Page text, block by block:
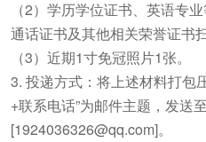
（2）学历学位证书、英语专
通话证书及其他相关荣誉证书
（3）近期1寸免冠照片1张。
3. 投递方式：将上述材料打包
+联系电话”为邮件主题，发送
[1924036326@qq.com]。